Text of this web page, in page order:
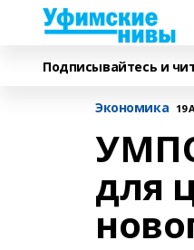
Подписывайтесь и
Экономика 19
для